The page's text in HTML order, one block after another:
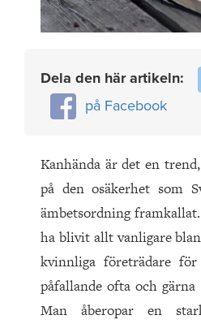
Dela den här artikeln:
på Facebook
Kanhända är det en
på den osäkerhet som
ämbetsordning
ha blivit allt vanligare
kvinnliga företrädare
påfallande ofta och
Man åberopar en